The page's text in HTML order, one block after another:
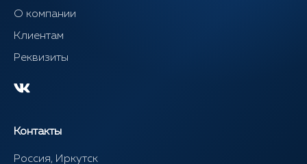
О компании
Клиентам
Реквизиты
Контакты
Россия, Иркутск